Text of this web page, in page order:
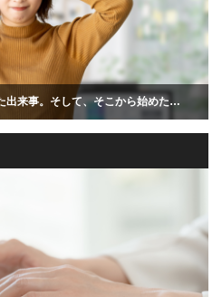
出来事。そして、そこから始めた…